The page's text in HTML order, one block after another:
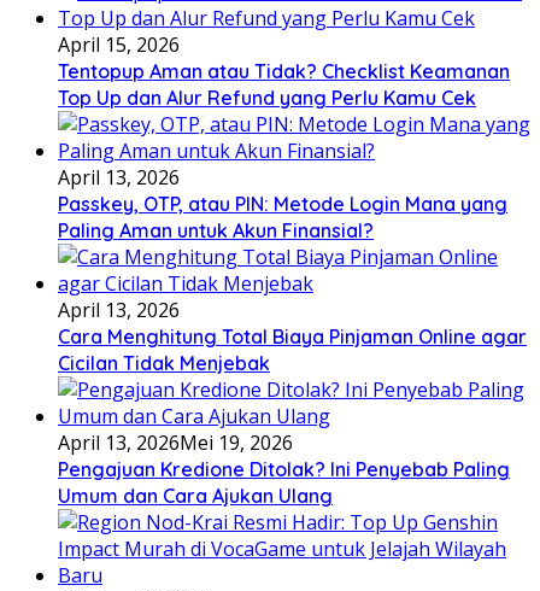
April 15, 2026
Tentopup Aman atau Tidak? Checklist Keamanan
Top Up dan Alur Refund yang Perlu Kamu Cek
April 13, 2026
Passkey, OTP, atau PIN: Metode Login Mana yang
Paling Aman untuk Akun Finansial?
April 13, 2026
Cara Menghitung Total Biaya Pinjaman Online agar
Cicilan Tidak Menjebak
April 13, 2026Mei 19, 2026
Pengajuan Kredione Ditolak? Ini Penyebab Paling
Umum dan Cara Ajukan Ulang